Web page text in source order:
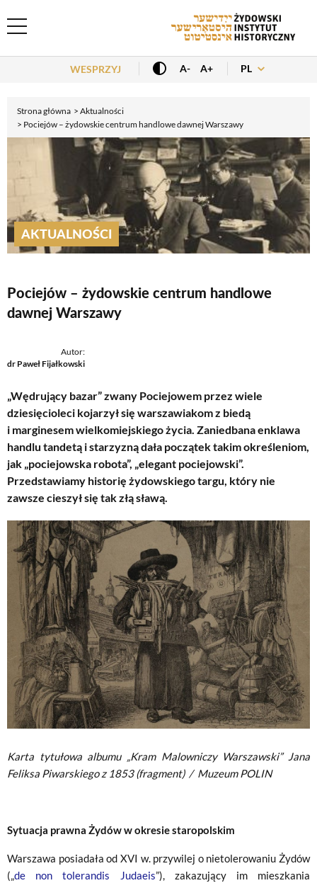
Header Menu
WESPRZYJ A- A+ PL
Strona główna
Aktualności
Pociejów – żydowskie centrum handlowe dawnej Warszawy
AKTUALNOŚCI
Pociejów – żydowskie centrum handlowe
dawnej Warszawy
Autor:
dr Paweł Fijałkowski
„Wędrujący bazar” zwany Pociejowem przez wiele
dziesięcioleci kojarzył się warszawiakom z biedą
i marginesem wielkomiejskiego życia. Zaniedbana enklawa
handlu tandetą i starzyzną dała początek takim określeniom,
jak „pociejowska robota”, „elegant pociejowski”.
Przedstawiamy historię żydowskiego targu, który nie
zawsze cieszył się tak złą sławą.
Karta tytułowa albumu „Kram Malowniczy Warszawski” Jana
Feliksa Piwarskiego z 1853 (fragment)/ Muzeum POLIN
Sytuacja prawna Żydów w okresie staropolskim
Warszawa posiadała od XVI w. przywilej o nietolerowaniu Żydów
(„de non tolerandis Judaeis”), zakazujący im mieszkania